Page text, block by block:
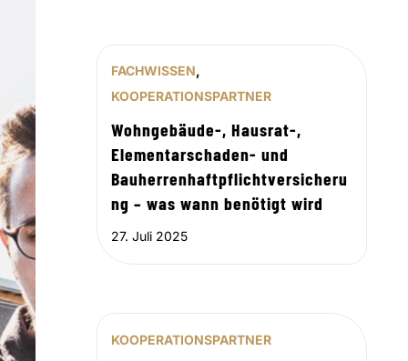
FACHWISSEN,
KOOPERATIONSPARTNER
Wohngebäude-, Hausrat-,
Elementarschaden- und
Bauherrenhaftpflichtversicheru
ng – was wann benötigt wird
27. Juli 2025
KOOPERATIONSPARTNER